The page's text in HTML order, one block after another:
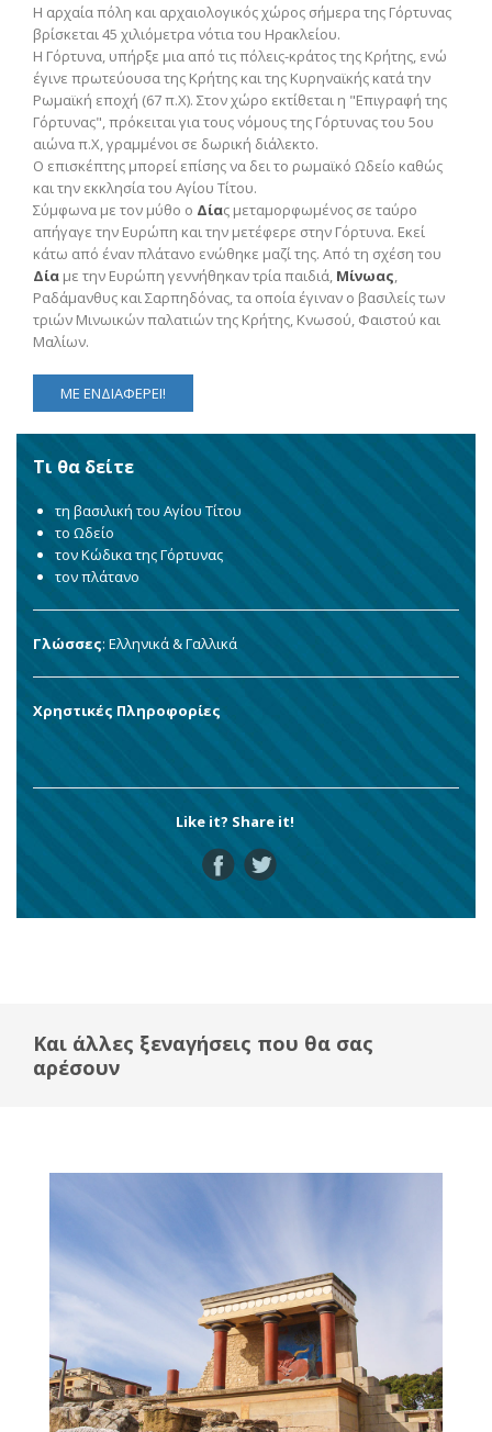
Η αρχαία πόλη και αρχαιολογικός χώρος σήμερα της Γόρτυνας
βρίσκεται 45 χιλιόμετρα νότια του Ηρακλείου.
Η Γόρτυνα, υπήρξε μια από τις πόλεις-κράτος της Κρήτης, ενώ
έγινε πρωτεύουσα της Κρήτης και της Κυρηναϊκής κατά την
Ρωμαϊκή εποχή (67 π.Χ). Στον χώρο εκτίθεται η "Επιγραφή της
Γόρτυνας", πρόκειται για τους νόμους της Γόρτυνας του 5ου
αιώνα π.Χ, γραμμένοι σε δωρική διάλεκτο.
Ο επισκέπτης μπορεί επίσης να δει το ρωμαϊκό Ωδείο καθώς
και την εκκλησία του Αγίου Τίτου.
Σύμφωνα με τον μύθο ο Δίας μεταμορφωμένος σε ταύρο
απήγαγε την Ευρώπη και την μετέφερε στην Γόρτυνα. Εκεί
κάτω από έναν πλάτανο ενώθηκε μαζί της. Από τη σχέση του
Δία με την Ευρώπη γεννήθηκαν τρία παιδιά, Μίνωας,
Ραδάμανθυς και Σαρπηδόνας, τα οποία έγιναν ο βασιλείς των
τριών Μινωικών παλατιών της Κρήτης, Κνωσού, Φαιστού και
Μαλίων.
ΜΕ ΕΝΔΙΑΦΕΡΕΙ!
Τι θα δείτε
τη βασιλική του Αγίου Τίτου
το Ωδείο
τον Κώδικα της Γόρτυνας
τον πλάτανο
Γλώσσες: Ελληνικά & Γαλλικά
Χρηστικές Πληροφορίες
Like it? Share it!
Και άλλες ξεναγήσεις που θα σας
αρέσουν